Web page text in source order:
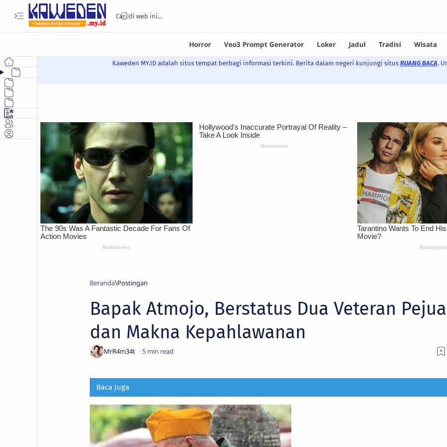
Kaweden MY.ID adalah situs tempat berbagi informasi terkini. Berita dalam negeri kunjungi situs RUANG BACA.
Beranda
Bapak Atmojo, Berstatus Dua Veteran
dan Makna Kepahlawanan
5
Baca Juga